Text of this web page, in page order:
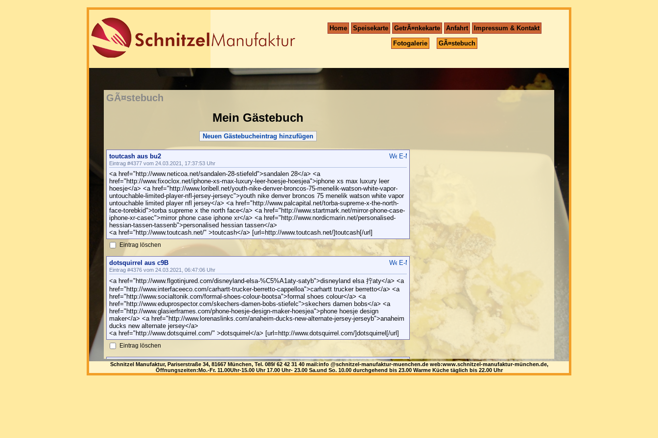
Home Speisekarte GetrÃ¤nkekarte Anfahrt Impressum & Kontakt
Fotogalerie GÃ¤stebuch
GÃ¤stebuch
Mein Gästebuch
Neuen Gästebucheintrag hinzufügen
toutcash aus bu2
Eintrag #4377 vom 24.03.2021, 17:37:53 Uhr
<a href="http://www.neticoa.net/sandalen-28-stiefeld">sandalen 28</a> <a
href="http://www.fixoclox.net/iphone-xs-max-luxury-leer-hoesje-hoesjea">iphone xs max luxury leer
hoesje</a> <a href="http://www.loribell.net/youth-nike-denver-broncos-75-menelik-watson-white-vapor-
untouchable-limited-player-nfl-jersey-jerseyc">youth nike denver broncos 75 menelik watson white vapor
untouchable limited player nfl jersey</a> <a href="http://www.palcapital.net/torba-supreme-x-the-north-
face-torebkid">torba supreme x the north face</a> <a href="http://www.startmark.net/mirror-phone-case-
iphone-xr-casec">mirror phone case iphone xr</a> <a href="http://www.nordicmarin.net/personalised-
hessian-tassen-tassenb">personalised hessian tassen</a>
<a href="http://www.toutcash.net/" >toutcash</a> [url=http://www.toutcash.net/]toutcash[/url]
Eintrag löschen
dotsquirrel aus c9B
Eintrag #4376 vom 24.03.2021, 06:47:06 Uhr
<a href="http://www.flgotinjured.com/disneyland-elsa-%C5%A1aty-satyb">disneyland elsa 拧aty</a> <a
href="http://www.interfaceeco.com/carhartt-trucker-berretto-cappelloa">carhartt trucker berretto</a> <a
href="http://www.socialtonik.com/formal-shoes-colour-bootsa">formal shoes colour</a> <a
href="http://www.eduprospector.com/skechers-damen-bobs-stiefelc">skechers damen bobs</a> <a
href="http://www.glasierframes.com/phone-hoesje-design-maker-hoesjea">phone hoesje design
maker</a> <a href="http://www.lorenaslinks.com/anaheim-ducks-new-alternate-jersey-jerseyb">anaheim
ducks new alternate jersey</a>
<a href="http://www.dotsquirrel.com/" >dotsquirrel</a> [url=http://www.dotsquirrel.com/]dotsquirrel[/url]
Eintrag löschen
nerografik aus vrz
Eintrag #4375 vom 24.03.2021, 03:59:11 Uhr
Schnitzel Manufaktur, Pariserstraße 34, 81667 München, Tel. 089/ 62 42 31 40 mail:info @schnitzel-manufaktur-muenchen.de web:www.schnitzel-manufaktur-münchen.de,
Öffnungszeiten:Mo.-Fr. 11.00Uhr-15.00 Uhr 17.00 Uhr- 23.00 Sa.und So. 10.00 durchgehend bis 23.00 Warme Küche täglich bis 22.00 Uhr